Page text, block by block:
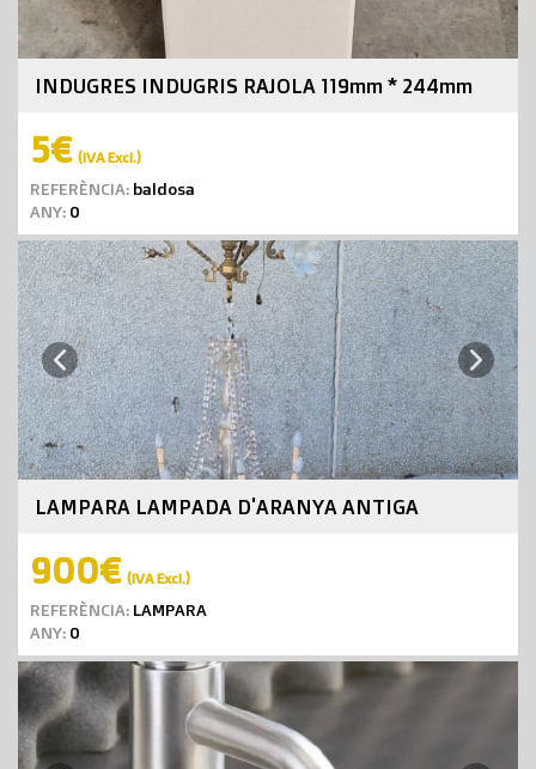
INDUGRES INDUGRIS RAJOLA 119mm * 244mm
5€ (IVA Excl.)
REFERÈNCIA: baldosa
ANY: 0
Previous Next
LAMPARA LAMPADA D'ARANYA ANTIGA
900€ (IVA Excl.)
REFERÈNCIA: LAMPARA
ANY: 0